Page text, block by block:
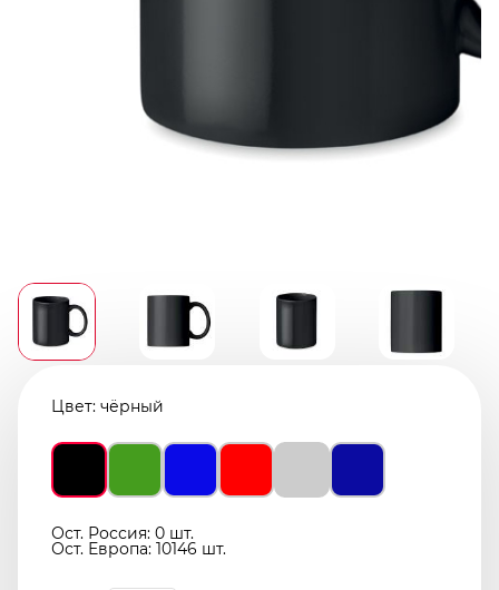
Цвет: чёрный
Ост. Россия: 0 шт.
Ост. Европа: 10146 шт.